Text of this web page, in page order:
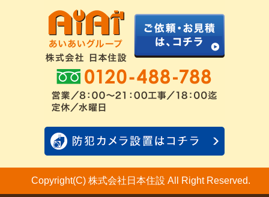
配線ケーブル追加工事・料金
アンテナ工事社長のブログ
アンテナ工事スケジュール
アンテナの種類
工事について
良くあるアンテナ修理
お客様の声
工事依頼・お見積りフォーム
Copyright(C) 株式会社日本住設 All Right Reserved.